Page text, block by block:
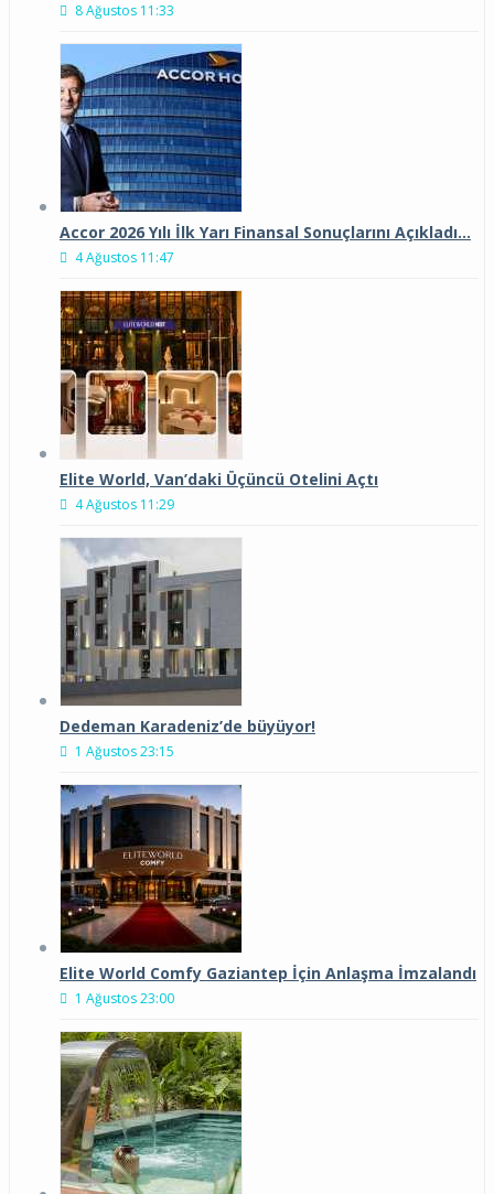
8 Ağustos 11:33
Accor 2026 Yılı İlk Yarı Finansal Sonuçlarını Açıkladı…
4 Ağustos 11:47
Elite World, Van’daki Üçüncü Otelini Açtı
4 Ağustos 11:29
Dedeman Karadeniz’de büyüyor!
1 Ağustos 23:15
Elite World Comfy Gaziantep İçin Anlaşma İmzalandı
1 Ağustos 23:00